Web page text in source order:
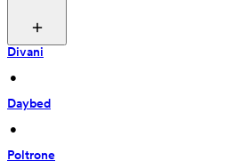
Divani
•
Daybed
•
Poltrone